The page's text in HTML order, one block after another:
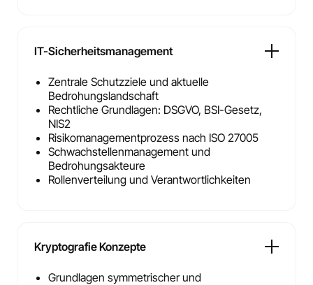
IT-Sicherheitsmanagement
Zentrale Schutzziele und aktuelle
Bedrohungslandschaft
Rechtliche Grundlagen: DSGVO, BSI-Gesetz,
NIS2
Risikomanagementprozess nach ISO 27005
Schwachstellenmanagement und
Bedrohungsakteure
Rollenverteilung und Verantwortlichkeiten
Kryptografie Konzepte
Grundlagen symmetrischer und